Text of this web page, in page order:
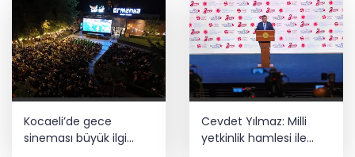
Kocaeli’de gece
sineması büyük ilgi
Cevdet Yılmaz: Milli
yetkinlik hamlesi ile